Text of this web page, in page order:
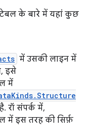
के बारे में यहां कुछ
में उसकी लाइन में
इसे
में
रॉ संपर्क में,
में इस तरह की सिर्फ़